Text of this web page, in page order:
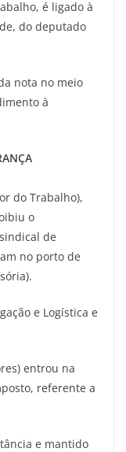
é ligado à
do deputado
nota no meio
à
do Trabalho),
o
de
no porto de
e Logística e
entrou na
referente a
e mantido